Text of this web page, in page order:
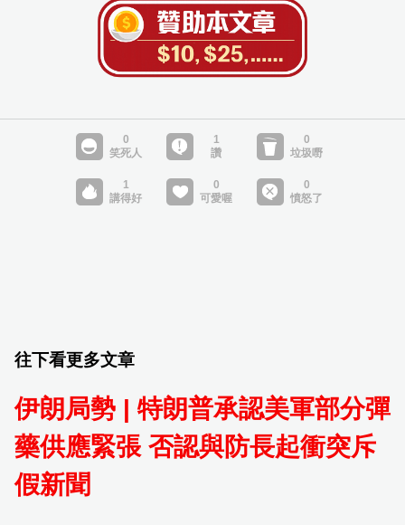
往下看更多文章
伊朗局勢 | 特朗普承認美軍部分彈
藥供應緊張 否認與防長起衝突斥
假新聞